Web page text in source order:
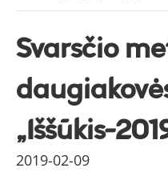
Svarsčio
„Iššūkis-
2019-02-09